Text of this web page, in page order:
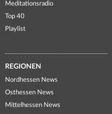
Meditationsradio
Top 40
Playlist
REGIONEN
Nordhessen News
Osthessen News
Mittelhessen News